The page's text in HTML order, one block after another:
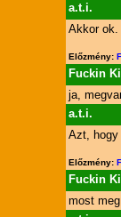
a.t.i.
Akkor ok.
Előzmény:
Fuckin
ja,
a.t.i.
Azt, hogy
Előzmény:
Fuckin
most